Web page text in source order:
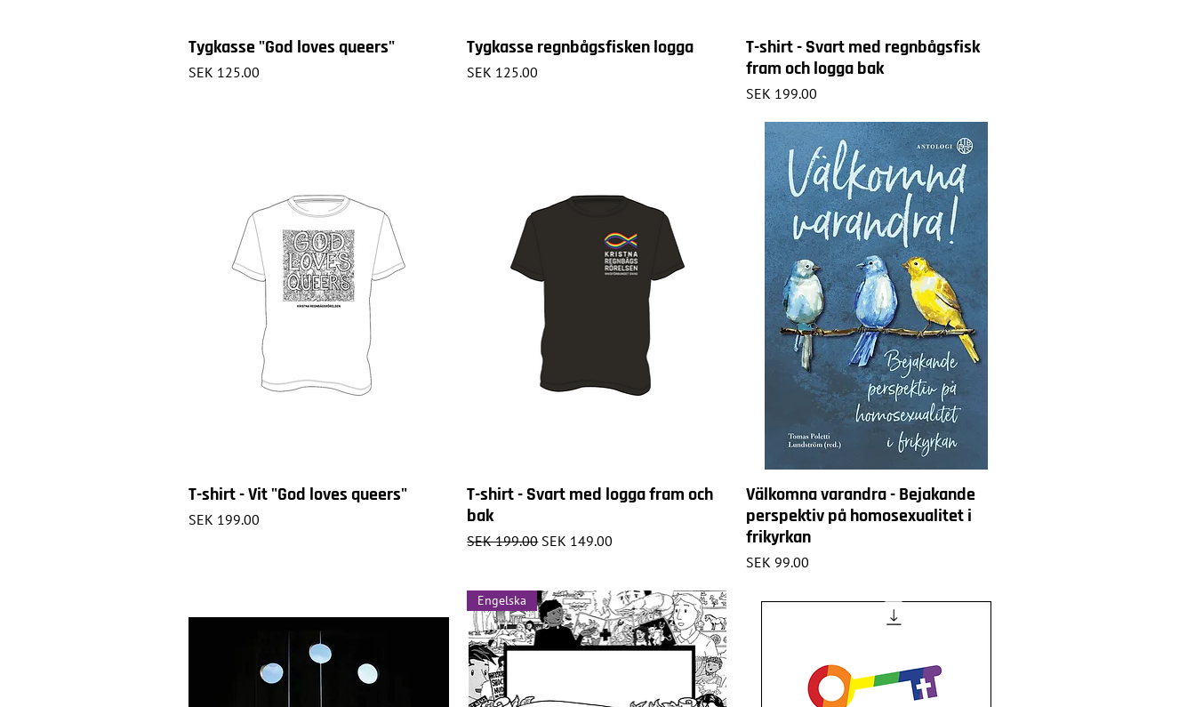
Tygkasse "God loves queers"
Price
SEK 125.00
Tygkasse regnbågsfisken logga
Price
SEK 125.00
T-shirt - Svart med regnbågsfisk
fram och logga bak
Price
SEK 199.00
T-shirt - Vit "God loves queers"
Price
SEK 199.00
T-shirt - Svart med logga fram och
bak
Regular Price
SEK 199.00 Sale Price
SEK 149.00
Välkomna varandra - Bejakande
perspektiv på homosexualitet i
frikyrkan
Price
SEK 99.00
Engelska